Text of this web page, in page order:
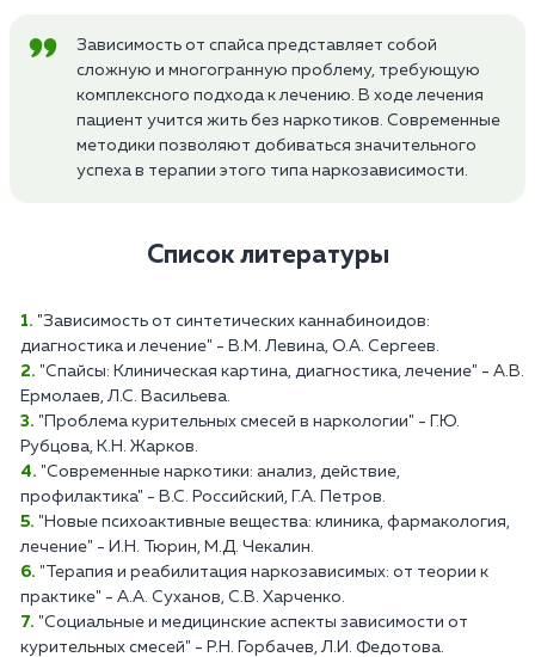
Зависимость от спайса представляет собой
сложную и многогранную проблему, требующую
комплексного подхода к лечению. В ходе лечения
пациент учится жить без наркотиков. Современные
методики позволяют добиваться значительного
успеха в терапии этого типа наркозависимости.
Список литературы
"Зависимость от синтетических каннабиноидов:
диагностика и лечение" - В.М. Левина, О.А. Сергеев.
"Спайсы: Клиническая картина, диагностика, лечение" - А.В.
Ермолаев, Л.С. Васильева.
"Проблема курительных смесей в наркологии" - Г.Ю.
Рубцова, К.Н. Жарков.
"Современные наркотики: анализ, действие,
профилактика" - В.С. Российский, Г.А. Петров.
"Новые психоактивные вещества: клиника, фармакология,
лечение" - И.Н. Тюрин, М.Д. Чекалин.
"Терапия и реабилитация наркозависимых: от теории к
практике" - А.А. Суханов, С.В. Харченко.
"Социальные и медицинские аспекты зависимости от
курительных смесей" - Р.Н. Горбачев, Л.И. Федотова.